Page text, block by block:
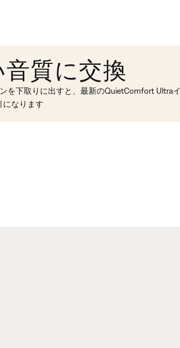
音質に交換
を下取りに出すと、最新のQuietComfort Ultraイ
になります